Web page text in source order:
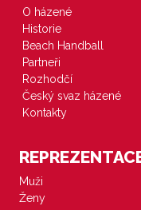
O házené
Historie
Beach Handball
Partneři
Rozhodčí
Český svaz házené
Kontakty
Muži
Ženy